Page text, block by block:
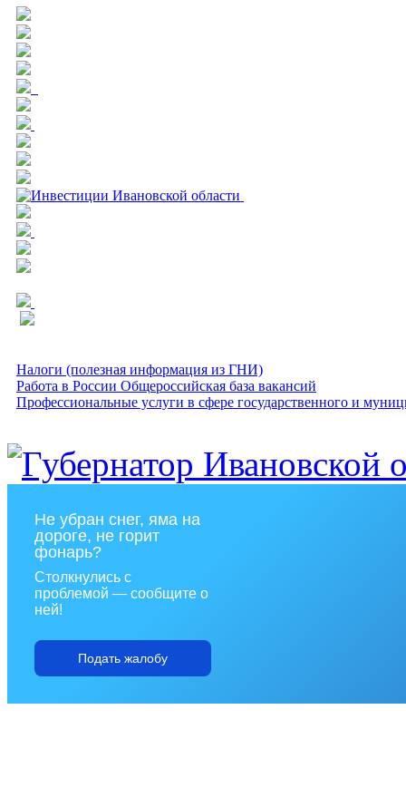
Налоги (полезная информация из ГНИ)
Работа в России Общероссийская база вакансий
Профессиональные услуги в сфере государственного и
Не убран снег, яма на
дороге, не горит
фонарь?
Столкнулись с
проблемой — сообщите о
ней!
Подать жалобу